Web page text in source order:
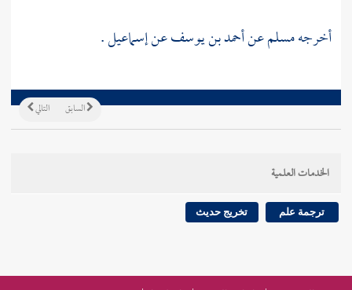
أخرجهمسلمعنأحمد بن يوسفعنإسماعيل.
التالي السابق
الخدمات العلمية
ترجمة علم تخريج حديث